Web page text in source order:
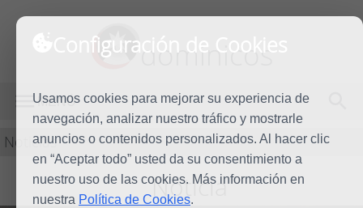
Configuración de Cookies
Usamos cookies para mejorar su experiencia de
navegación, analizar nuestro tráfico y mostrarle
anuncios o contenidos personalizados. Al hacer clic
en “Aceptar todo” usted da su consentimiento a
nuestro uso de las cookies. Más información en
nuestra Política de Cookies.
dominicos
MENÚ
Noticias
Noticia